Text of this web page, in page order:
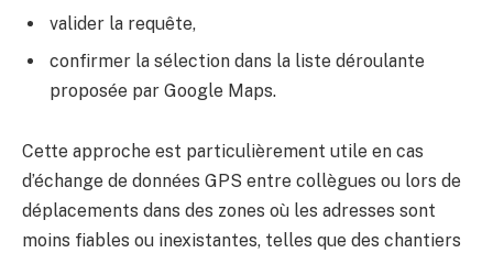
valider la requête,
confirmer la sélection dans la liste déroulante
proposée par Google Maps.
Cette approche est particulièrement utile en cas
d’échange de données GPS entre collègues ou lors de
déplacements dans des zones où les adresses sont
moins fiables ou inexistantes, telles que des chantiers